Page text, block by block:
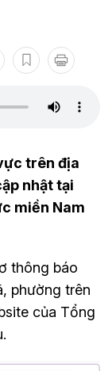
trên địa
nhật tại
miền Nam
thông báo
phường trên
của Tổng